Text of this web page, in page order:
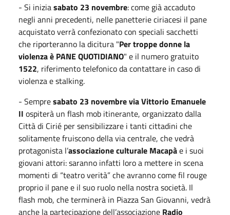
- Si iniziasabato 23 novembre: come già accaduto
negli anni precedenti, nelle panetterie ciriacesi il pane
acquistato verrà confezionato con speciali sacchetti
che riporteranno la dicitura "Per troppe donne la
violenza è PANE QUOTIDIANO" e il numero gratuito
1522, riferimento telefonico da contattare in caso di
violenza e stalking.
- Sempresabato 23 novembrevia Vittorio Emanuele
II ospiterà un flash mob itinerante, organizzato dalla
Città di Cirié per sensibilizzare i tanti cittadini che
solitamente fruiscono della via centrale, che vedrà
protagonista l’associazione culturale Macapàe i suoi
giovani attori: saranno infatti loro a mettere in scena
momenti di “teatro verità” che avranno come fil rouge
proprio il pane e il suo ruolo nella nostra società. Il
flash mob, che terminerà in Piazza San Giovanni, vedrà
anche la partecipazione dell’associazione Radio